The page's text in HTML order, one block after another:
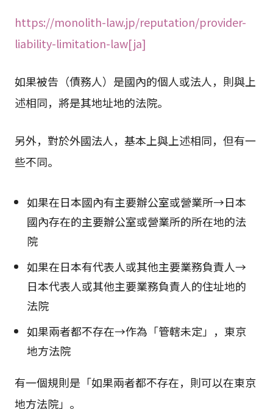
https://monolith-law.jp/reputation/provider-
liability-limitation-law[ja]
如果被告（債務人）是國內的個人或法人，則與上
述相同，將是其地址地的法院。
另外，對於外國法人，基本上與上述相同，但有一
些不同。
如果在日本國內有主要辦公室或營業所→日本
國內存在的主要辦公室或營業所的所在地的法
院
如果在日本有代表人或其他主要業務負責人→
日本代表人或其他主要業務負責人的住址地的
法院
如果兩者都不存在→作為「管轄未定」，東京
地方法院
有一個規則是「如果兩者都不存在，則可以在東京
地方法院」。